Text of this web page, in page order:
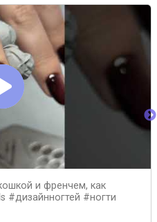
и френчем, как
#дизайнногтей #ногти